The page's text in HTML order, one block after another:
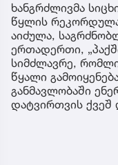
ხანგრძლივმა
წყლის
აიძულა,
ერთადერთი,
სიმძლავრე,
წყალი
განმავლობაში
დატვირთვის ქვეშ